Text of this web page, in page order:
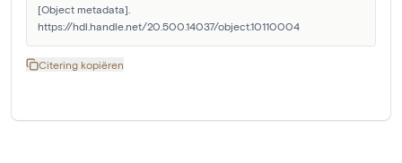
[Object metadata].
https://hdl.handle.net/20.500.14037/object.10110004
Citering kopiëren